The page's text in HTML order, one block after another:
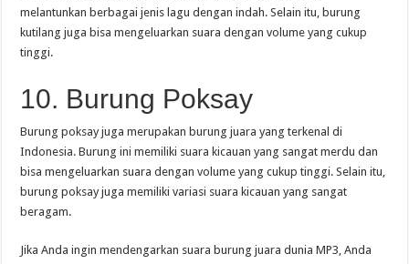
melantunkan berbagai jenis lagu dengan indah. Selain itu, burung
kutilang juga bisa mengeluarkan suara dengan volume yang cukup
tinggi.
10. Burung Poksay
Burung poksay juga merupakan burung juara yang terkenal di
Indonesia. Burung ini memiliki suara kicauan yang sangat merdu dan
bisa mengeluarkan suara dengan volume yang cukup tinggi. Selain itu,
burung poksay juga memiliki variasi suara kicauan yang sangat
beragam.
Jika Anda ingin mendengarkan suara burung juara dunia MP3, Anda